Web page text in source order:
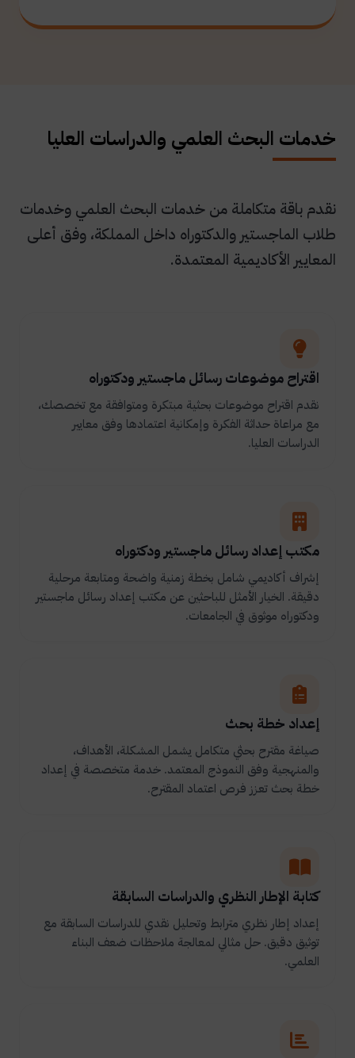
خدمات البحث العلمي والدراسات العليا
نقدم باقة متكاملة من خدمات البحث العلمي وخدمات
طلاب الماجستير والدكتوراه داخل المملكة، وفق أعلى
المعايير الأكاديمية المعتمدة.
اقتراح موضوعات رسائل ماجستير ودكتوراه
نقدم اقتراح موضوعات بحثية مبتكرة ومتوافقة مع تخصصك،
مع مراعاة حداثة الفكرة وإمكانية اعتمادها وفق معايير
الدراسات العليا.
مكتب إعداد رسائل ماجستير ودكتوراه
إشراف أكاديمي شامل بخطة زمنية واضحة ومتابعة مرحلية
دقيقة. الخيار الأمثل للباحثين عن مكتب إعداد رسائل ماجستير
ودكتوراه موثوق في الجامعات.
إعداد خطة بحث
صياغة مقترح بحثي متكامل يشمل المشكلة، الأهداف،
والمنهجية وفق النموذج المعتمد. خدمة متخصصة في إعداد
خطة بحث تعزز فرص اعتماد المقترح.
كتابة الإطار النظري والدراسات السابقة
إعداد إطار نظري مترابط وتحليل نقدي للدراسات السابقة مع
توثيق دقيق. حل مثالي لمعالجة ملاحظات ضعف البناء
العلمي.